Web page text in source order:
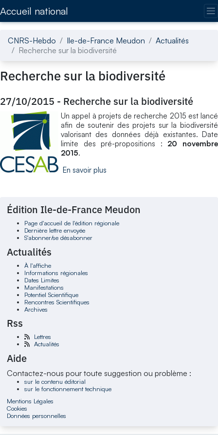
Accueil national
CNRS-Hebdo Ile-de-France Meudon
Actualités
Recherche sur la biodiversité
Recherche sur la biodiversité
27/10/2015 - Recherche sur la biodiversité
Un appel à projets de recherche 2015 est lancé
afin de soutenir des projets sur la biodiversité
valorisant des données déjà existantes. Date
limite des pré-propositions : 20 novembre
2015.
En savoir plus
Édition Ile-de-France Meudon
Page d'accueil de l'édition régionale
Dernière lettre envoyée
S'abonner/se désabonner
Actualités
À l'affiche
Informations régionales
Dates Limites
Manifestations
Potentiel Scientifique
Rencontres Scientifiques
Archives
Rss
Lettres
Actualités
Aide
Contactez-nous pour toute suggestion ou problème :
sur le contenu éditorial
sur le fonctionnement technique
Mentions Légales
Cookies
Données personnelles